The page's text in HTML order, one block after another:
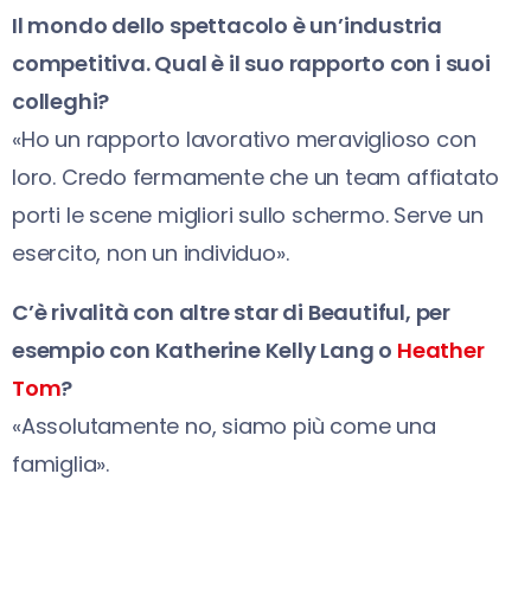
Il mondo dello spettacolo è un’industria
competitiva. Qual è il suo rapporto con i suoi
colleghi?
«Ho un rapporto lavorativo meraviglioso con
loro. Credo fermamente che un team affiatato
porti le scene migliori sullo schermo. Serve un
esercito, non un individuo».
C’è rivalità con altre star di Beautiful, per
esempio con Katherine Kelly Lang o Heather
Tom?
«Assolutamente no, siamo più come una
famiglia».